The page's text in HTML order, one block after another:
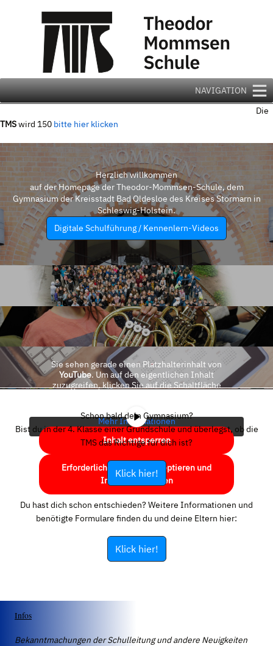
NAVIGATION
Die
TMSwird 150 bitte hier klicken
Herzlich willkommen
auf der Homepage der Theodor-Mommsen-Schule, dem
Gymnasium der Kreisstadt Bad Oldesloe des Kreises Stormarn in
Schleswig-Holstein.
Digitale Schulführung / Kennenlern-Videos
Sie sehen gerade einen Platzhalterinhalt von
YouTube. Um auf den eigentlichen Inhalt
zuzugreifen, klicken Sie auf die Schaltfläche
Mehr Informationen
Inhalt entsperren
Erforderlichen Service akzeptieren und
Inhalte entsperren
Schon bald dein Gymnasium?
Bist du in der 4. Klasse einer Grundschule und überlegst, ob die
TMS das Richtige für dich ist?
Klick hier!
Du hast dich schon entschieden? Weitere Informationen und
benötigte Formulare finden du und deine Eltern hier:
Klick hier!
Infos
Bekanntmachungen der Schulleitung und andere Neuigkeiten